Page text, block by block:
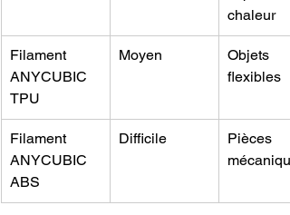
chaleur
Filament
ANYCUBIC
TPU
Moyen
Objets
flexibles
Filament
ANYCUBIC
ABS
Difficile
Pièces